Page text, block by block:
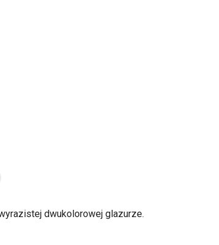
dwukolorowej glazurze.